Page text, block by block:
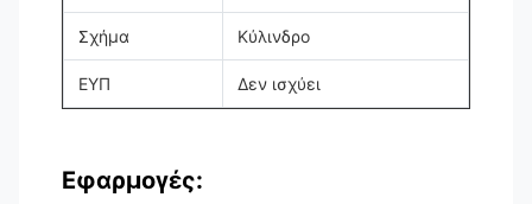
Σχήμα Κύλινδρο
ΕΥΠ Δεν ισχύει
Εφαρμογές: